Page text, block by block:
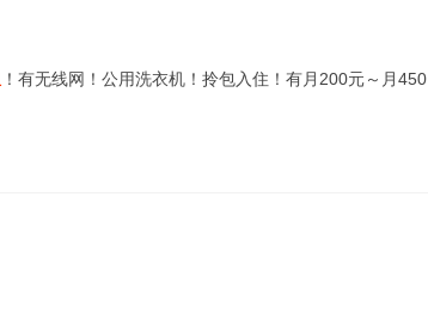
！有无线网！公用洗衣机！拎包入住！有月200元～月450